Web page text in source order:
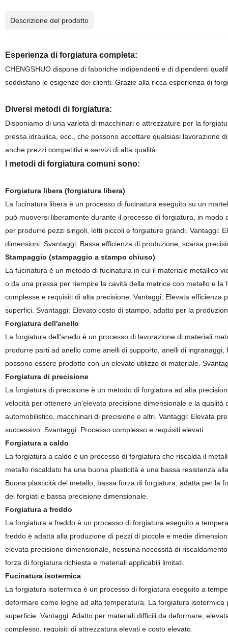
Descrizione del prodotto
Esperienza di forgiatura completa:
CHENGSHUO dispone di fabbriche indipendenti e di dipendenti
soddisfano le esigenze dei clienti. Grazie alla ricca esperienza di
Diversi metodi di forgiatura:
Disponiamo di una varietà di macchinari e attrezzature per la
pressa idraulica, ecc., che possono accettare qualsiasi lavorazione
anche prezzi competitivi e servizi di alta qualità.
I metodi di forgiatura comuni sono:
Forgiatura libera (forgiatura libera)
La fucinatura libera è un processo di fucinatura eseguito su un
può muoversi liberamente durante il processo di forgiatura, in
per produrre pezzi singoli, lotti piccoli e forgiature grandi. Vantaggi:
dimensioni. Svantaggi: Bassa efficienza di produzione, scarsa
Stampaggio (stampaggio a stampo chiuso)
La fucinatura è un metodo di fucinatura in cui il materiale metallico
o da una pressa per riempire la cavità della matrice con metallo e
complesse e requisiti di alta precisione. Vantaggi: Elevata
superfici. Svantaggi: Elevato costo di stampo, adatto per la
Forgiatura dell'anello
La forgiatura dell'anello è un processo di lavorazione di materiali
produrre parti ad anello come anelli di supporto, anelli di
possono essere prodotte con un elevato utilizzo di materiale.
Forgiatura di precisione
La forgiatura di precisione è un metodo di forgiatura ad alta
velocità per ottenere un'elevata precisione dimensionale e la
automobilistico, macchinari di precisione e altri. Vantaggi: Elevata
successivo. Svantaggi: Processo complesso e requisiti elevati.
Forgiatura a caldo
La forgiatura a caldo è un processo di forgiatura che riscalda il
metallo riscaldato ha una buona plasticità e una bassa resistenza
Buona plasticità del metallo, bassa forza di forgiatura, adatta per la
dei forgiati e bassa precisione dimensionale.
Forgiatura a freddo
La forgiatura a freddo è un processo di forgiatura eseguito a
freddo è adatta alla produzione di pezzi di piccole e medie
elevata precisione dimensionale, nessuna necessità di
forza di forgiatura richiesta e materiali applicabili limitati.
Fucinatura isotermica
La forgiatura isotermica è un processo di forgiatura eseguito a
deformare come leghe ad alta temperatura. La forgiatura
superficie. Vantaggi: Adatto per materiali difficili da deformare,
complesso, requisiti di attrezzatura elevati e costo elevato.